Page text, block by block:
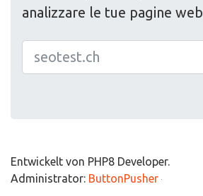
analizzare le tue pagine web
Entwickelt von PHP8 Developer.
Administrator: ButtonPusher